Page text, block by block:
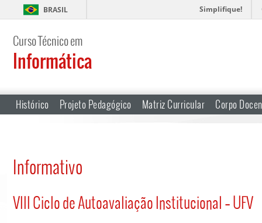
BRASIL Simplifique!
Curso Técnico em
Informática
Histórico Projeto Pedagógico Matriz Curricular Corpo
Informativo
VIII Ciclo de Autoavaliação Institucional – UFV